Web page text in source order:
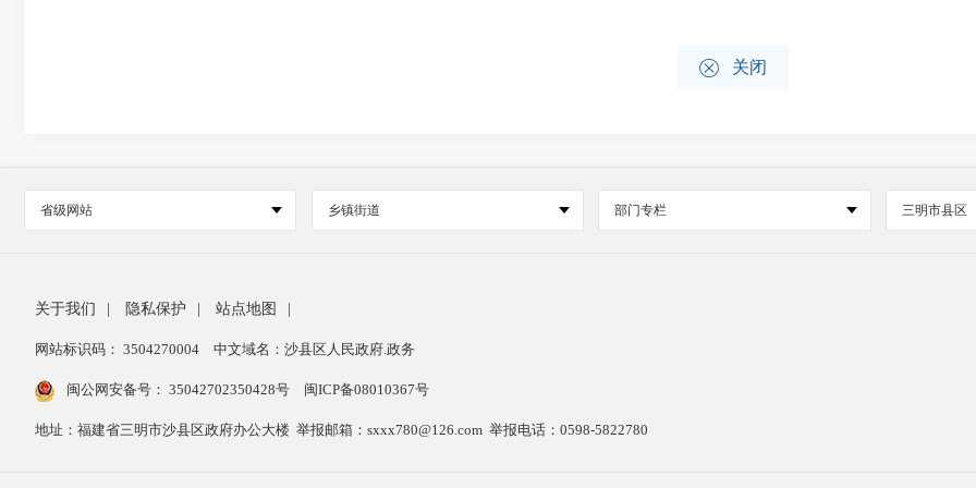
 关闭
省级网站 乡镇街道 部门专栏 三明市县区
关于我们 隐私保护 站点地图
网站标识码： 3504270004 中文域名：沙县区人民政府.政务
闽公网安备号： 35042702350428号 闽ICP备08010367号
地址：福建省三明市沙县区政府办公大楼 举报邮箱：sxxx780@126.com 举报电话：0598-5822780